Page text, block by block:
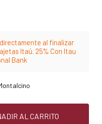
al finalizar
Itaú. 25% Con Itau
Bank
AL CARRITO